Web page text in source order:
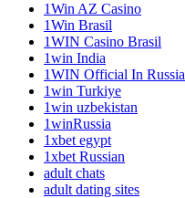
1Win AZ Casino
1Win Brasil
1WIN Casino Brasil
1win India
1WIN Official In Russia
1win Turkiye
1win uzbekistan
1winRussia
1xbet egypt
1xbet Russian
adult chats
adult dating sites